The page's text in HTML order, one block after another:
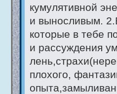
кумулятивной
и выносливым.
которые в тебе
и рассуждения
плохого,